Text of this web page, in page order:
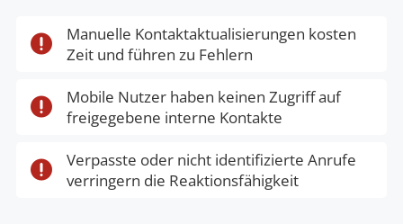

Manuelle Kontaktaktualisierungen kosten
Zeit und führen zu Fehlern

Mobile Nutzer haben keinen Zugriff auf
freigegebene interne Kontakte

Verpasste oder nicht identifizierte Anrufe
verringern die Reaktionsfähigkeit